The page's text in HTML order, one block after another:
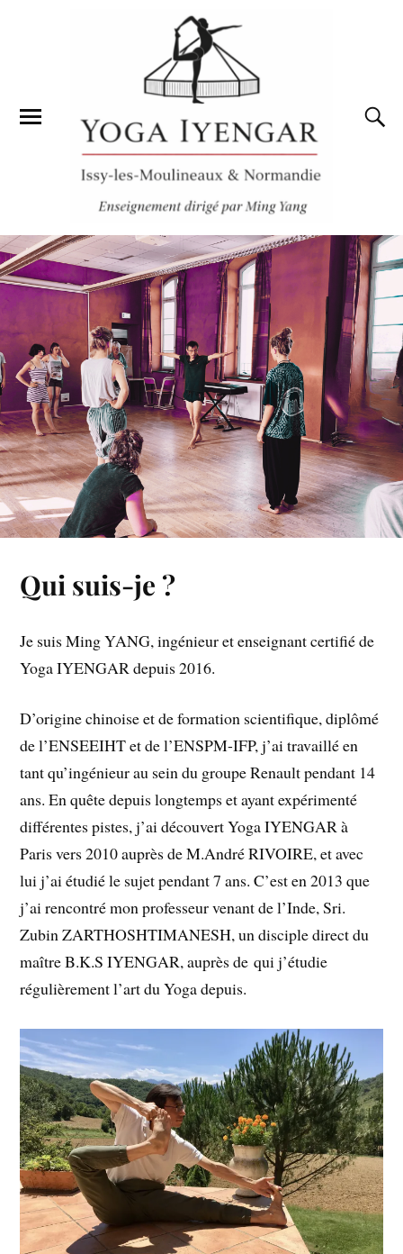
Qui suis-je ?
Je suis Ming YANG, ingénieur et enseignant certifié de
Yoga IYENGAR depuis 2016.
D’origine chinoise et de formation scientifique, diplômé
de l’ENSEEIHT et de l’ENSPM-IFP, j’ai travaillé en
tant qu’ingénieur au sein du groupe Renault pendant 14
ans. En quête depuis longtemps et ayant expérimenté
différentes pistes, j’ai découvert Yoga IYENGAR à
Paris vers 2010 auprès de M.André RIVOIRE, et avec
lui j’ai étudié le sujet pendant 7 ans. C’est en 2013 que
j’ai rencontré mon professeur venant de l’Inde, Sri.
Zubin ZARTHOSHTIMANESH, un disciple direct du
maître B.K.S IYENGAR, auprès de qui j’étudie
régulièrement l’art du Yoga depuis.